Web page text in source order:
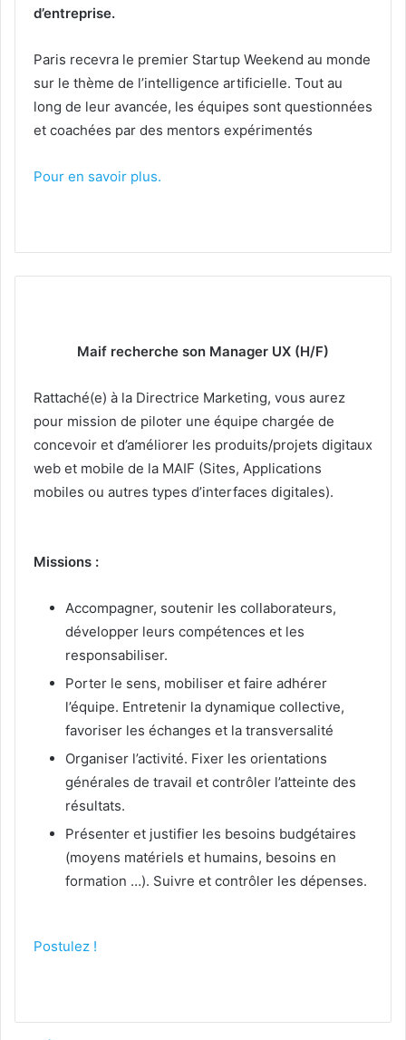
d’entreprise.
Paris recevra le premier Startup Weekend au monde
sur le thème de l’intelligence artificielle. Tout au
long de leur avancée, les équipes sont questionnées
et coachées par des mentors expérimentés
Pour en savoir plus.
Maif recherche son Manager UX (H/F)
Rattaché(e) à la Directrice Marketing, vous aurez
pour mission de piloter une équipe chargée de
concevoir et d’améliorer les produits/projets digitaux
web et mobile de la MAIF (Sites, Applications
mobiles ou autres types d’interfaces digitales).
Missions :
Accompagner, soutenir les collaborateurs,
développer leurs compétences et les
responsabiliser.
Porter le sens, mobiliser et faire adhérer
l’équipe. Entretenir la dynamique collective,
favoriser les échanges et la transversalité
Organiser l’activité. Fixer les orientations
générales de travail et contrôler l’atteinte des
résultats.
Présenter et justifier les besoins budgétaires
(moyens matériels et humains, besoins en
formation …). Suivre et contrôler les dépenses.
Postulez !​